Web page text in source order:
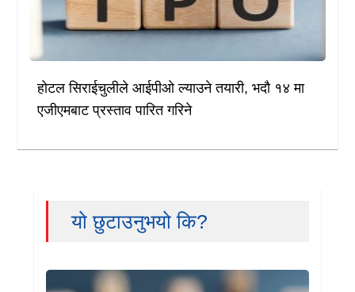
होटल सिराईचुलीले आईपीओ ल्याउने तयारी, भदौ १४ मा
एजीएमबाट प्रस्ताव पारित गरिने
यो छुटाउनुभयो कि?